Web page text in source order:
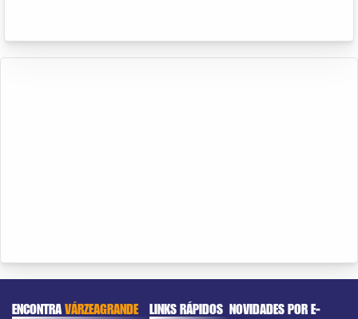
ENCONTRAVÁRZEAGRANDE LINKS RÁPIDOS NOVIDADES POR E-